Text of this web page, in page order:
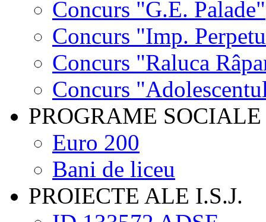
Concurs "G.E. Palade"
Concurs "Imp.
Concurs "Raluca
Concurs
PROGRAME SOCIALE
Euro 200
Bani de liceu
PROIECTE ALE I.S.J.